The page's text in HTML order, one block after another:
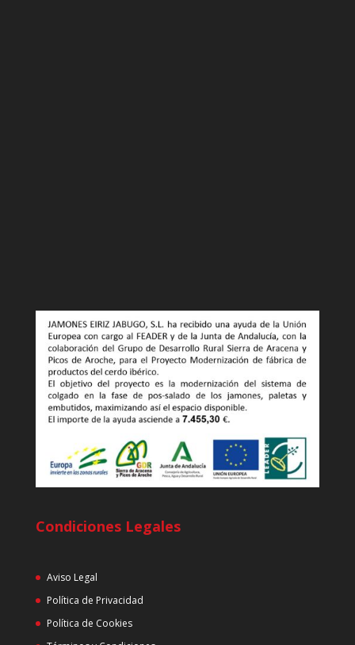
Condiciones Legales
Aviso Legal
Política de Privacidad
Política de Cookies